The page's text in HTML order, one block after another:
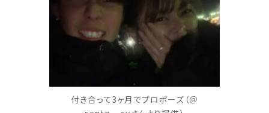
付き合って3ヶ月でプロポーズ（＠